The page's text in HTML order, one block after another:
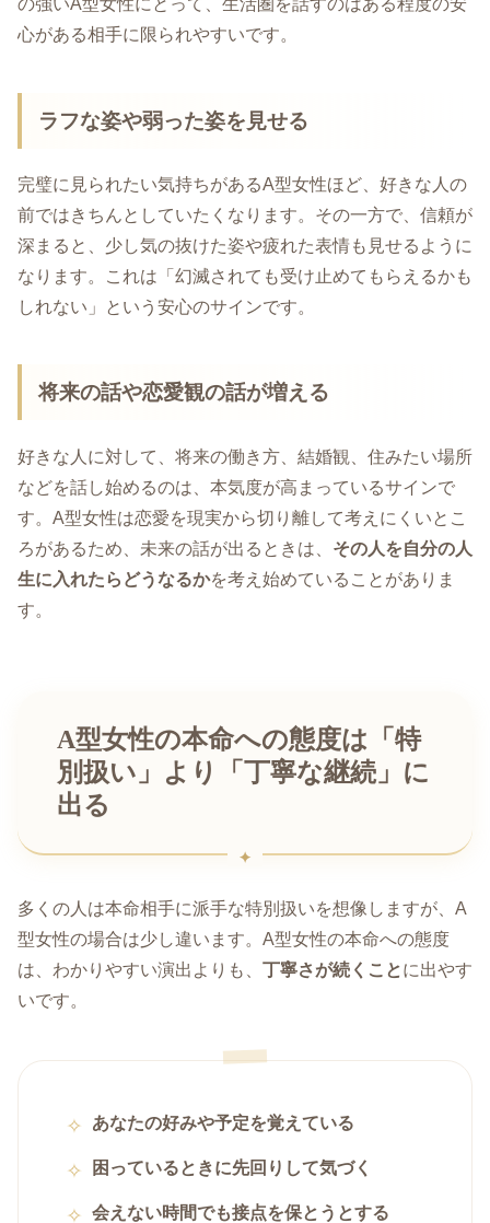
の強いA型女性にとって、生活圏を話すのはある程度の安
心がある相手に限られやすいです。
ラフな姿や弱った姿を見せる
完璧に見られたい気持ちがあるA型女性ほど、好きな人の
前ではきちんとしていたくなります。その一方で、信頼が
深まると、少し気の抜けた姿や疲れた表情も見せるように
なります。これは「幻滅されても受け止めてもらえるかも
しれない」という安心のサインです。
将来の話や恋愛観の話が増える
好きな人に対して、将来の働き方、結婚観、住みたい場所
などを話し始めるのは、本気度が高まっているサインで
す。A型女性は恋愛を現実から切り離して考えにくいとこ
ろがあるため、未来の話が出るときは、 その人を自分の人
生に入れたらどうなるかを考え始めていることがありま
す。
A型女性の本命への態度は「特
別扱い」より「丁寧な継続」に
出る
多くの人は本命相手に派手な特別扱いを想像しますが、A
型女性の場合は少し違います。A型女性の本命への態度
は、わかりやすい演出よりも、 丁寧さが続くことに出やす
いです。
あなたの好みや予定を覚えている
困っているときに先回りして気づく
会えない時間でも接点を保とうとする